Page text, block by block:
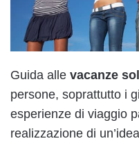
Guida alle vacanze
persone, soprattutto i
esperienze di viaggio
realizzazione di